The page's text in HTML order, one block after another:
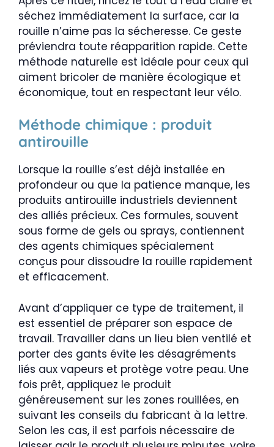
séchez immédiatement la surface, car la
rouille n’aime pas la sécheresse. Ce geste
préviendra toute réapparition rapide. Cette
méthode naturelle est idéale pour ceux qui
aiment bricoler de manière écologique et
économique, tout en respectant leur vélo.
Méthode chimique : produit
antirouille
Lorsque la rouille s’est déjà installée en
profondeur ou que la patience manque, les
produits antirouille industriels deviennent
des alliés précieux. Ces formules, souvent
sous forme de gels ou sprays, contiennent
des agents chimiques spécialement
conçus pour dissoudre la rouille rapidement
et efficacement.
Avant d’appliquer ce type de traitement, il
est essentiel de préparer son espace de
travail. Travailler dans un lieu bien ventilé et
porter des gants évite les désagréments
liés aux vapeurs et protège votre peau. Une
fois prêt, appliquez le produit
généreusement sur les zones rouillées, en
suivant les conseils du fabricant à la lettre.
Selon les cas, il est parfois nécessaire de